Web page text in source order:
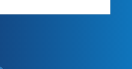
2,832.00 RSD